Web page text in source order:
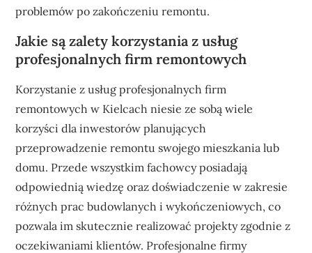
problemów po zakończeniu remontu.
Jakie są zalety korzystania z usług
profesjonalnych firm remontowych
Korzystanie z usług profesjonalnych firm
remontowych w Kielcach niesie ze sobą wiele
korzyści dla inwestorów planujących
przeprowadzenie remontu swojego mieszkania lub
domu. Przede wszystkim fachowcy posiadają
odpowiednią wiedzę oraz doświadczenie w zakresie
różnych prac budowlanych i wykończeniowych, co
pozwala im skutecznie realizować projekty zgodnie z
oczekiwaniami klientów. Profesjonalne firmy